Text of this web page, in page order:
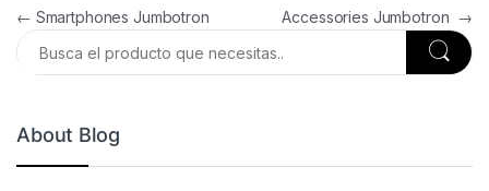
Navegación de entradas
← Smartphones Jumbotron Accessories Jumbotron →
About Blog